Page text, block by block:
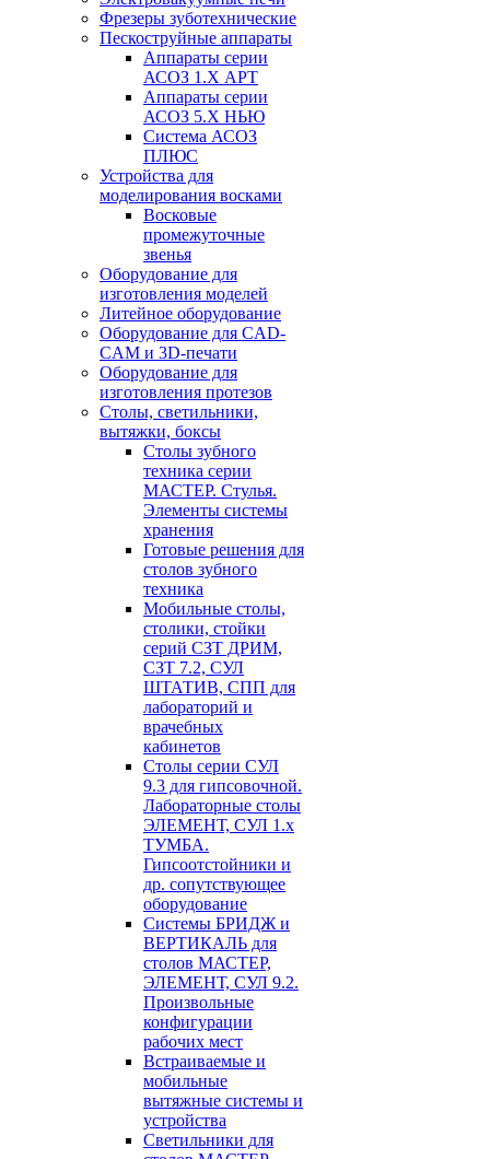
Фрезеры зуботехнические
Пескоструйные аппараты
Аппараты серии
АСОЗ 1.Х АРТ
Аппараты серии
АСОЗ 5.Х НЬЮ
Система АСОЗ
ПЛЮС
Устройства для
моделирования восками
Восковые
промежуточные
звенья
Оборудование для
изготовления моделей
Литейное оборудование
Оборудование для CAD-
CAM и 3D-печати
Оборудование для
изготовления протезов
Cтолы, светильники,
вытяжки, боксы
Столы зубного
техника серии
МАСТЕР. Стулья.
Элементы системы
хранения
Готовые решения для
столов зубного
техника
Мобильные столы,
столики, стойки
серий СЗТ ДРИМ,
СЗТ 7.2, СУЛ
ШТАТИВ, СПП для
лабораторий и
врачебных
кабинетов
Столы серии СУЛ
9.3 для гипсовочной.
Лабораторные столы
ЭЛЕМЕНТ, СУЛ 1.х
ТУМБА.
Гипсоотстойники и
др. сопутствующее
оборудование
Системы БРИДЖ и
ВЕРТИКАЛЬ для
столов МАСТЕР,
ЭЛЕМЕНТ, СУЛ 9.2.
Произвольные
конфигурации
рабочих мест
Встраиваемые и
мобильные
вытяжные системы и
устройства
Светильники для